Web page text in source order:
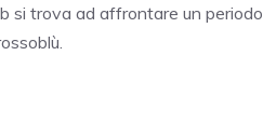
si trova ad affrontare un periodo